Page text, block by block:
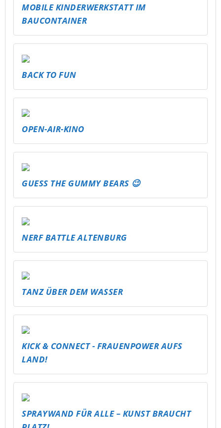
MOBILE KINDERWERKSTATT IM
BAUCONTAINER
BACK TO FUN
OPEN-AIR-KINO
GUESS THE GUMMY BEARS 😉
NERF BATTLE ALTENBURG
TANZ ÜBER DEM WASSER
KICK & CONNECT - FRAUENPOWER AUFS
LAND!
SPRAYWAND FÜR ALLE – KUNST BRAUCHT